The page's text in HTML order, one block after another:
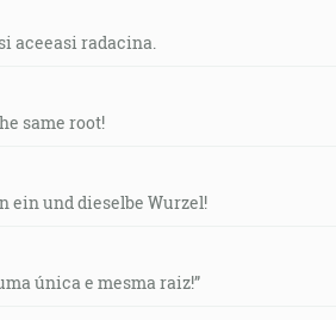
aceeasi radacina.
same root!
ein und dieselbe Wurzel!
única e mesma raiz!”